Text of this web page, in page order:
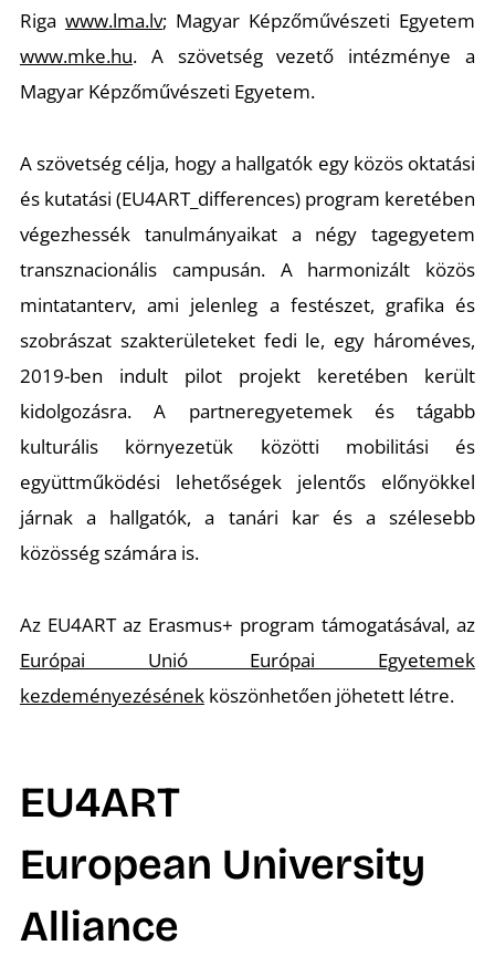
Riga www.lma.lv; Magyar Képzőművészeti Egyetem
www.mke.hu. A szövetség vezető intézménye a
Magyar Képzőművészeti Egyetem.
A szövetség célja, hogy a hallgatók egy közös oktatási
és kutatási (EU4ART_differences) program keretében
végezhessék tanulmányaikat a négy tagegyetem
transznacionális campusán. A harmonizált közös
mintatanterv, ami jelenleg a festészet, grafika és
szobrászat szakterületeket fedi le, egy hároméves,
2019-ben indult pilot projekt keretében került
kidolgozásra. A partneregyetemek és tágabb
kulturális környezetük közötti mobilitási és
együttműködési lehetőségek jelentős előnyökkel
járnak a hallgatók, a tanári kar és a szélesebb
közösség számára is.
Az EU4ART az Erasmus+ program támogatásával, az
Európai Unió Európai Egyetemek
kezdeményezésénekköszönhetően jöhetett létre.
EU4ART
European University
Alliance